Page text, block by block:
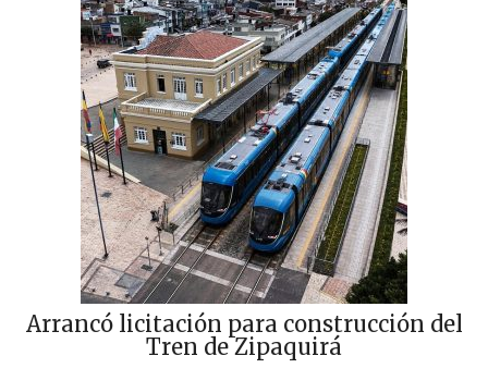
Arrancó licitación para construcción del
Tren de Zipaquirá